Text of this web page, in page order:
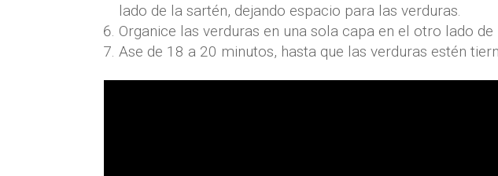
lado de la sartén, dejando espacio para las verduras.
Organice las verduras en una sola capa en el otro lado
Ase de 18 a 20 minutos, hasta que las verduras estén